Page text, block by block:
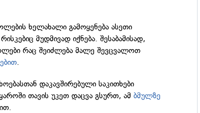
ხელახალი გამოყენება ასეთი
მუდმივად იქნება. შესაბამისად,
რაც შეიძლება მალე შევცვალოთ
.
დაკავშირებული საკითხები
თავის უკეთ დაცვა გსურთ, ამბმულზე